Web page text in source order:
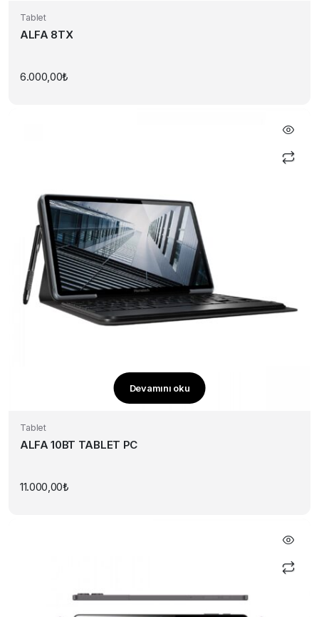
Tablet
ALFA 8TX
6.000,00₺
Devamını oku
Tablet
ALFA 10BT TABLET PC
11.000,00₺